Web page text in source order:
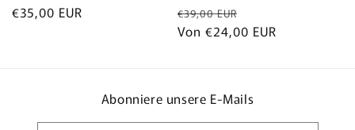
Normaler
€35,00 EUR
Normaler
Preis
€39,00 EUR
Von €24,00 EUR
Abonniere unsere E-Mails